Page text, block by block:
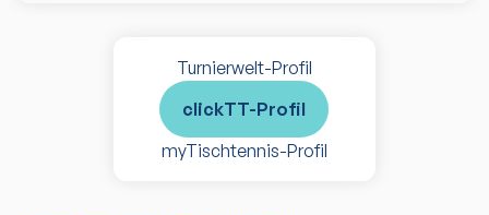
Turnierwelt-Profil
clickTT-Profil
myTischtennis-Profil